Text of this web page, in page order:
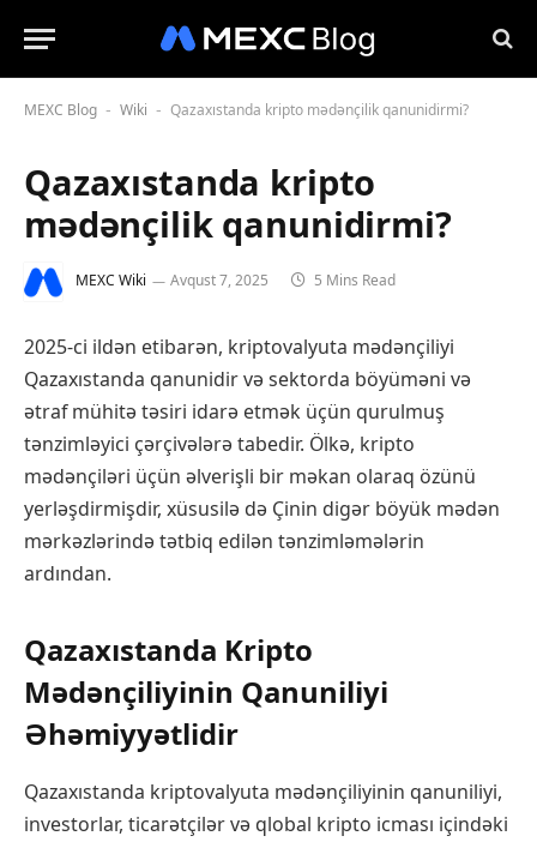
MEXC Blog - Wiki - Qazaxıstanda kripto mədənçilik qanunidirmi?
Qazaxıstanda kripto
mədənçilik qanunidirmi?
MEXC Wiki Avqust 7, 2025 5 Mins Read
2025-ci ildən etibarən, kriptovalyuta mədənçiliyi
Qazaxıstanda qanunidir və sektorda böyüməni və
ətraf mühitə təsiri idarə etmək üçün qurulmuş
tənzimləyici çərçivələrə tabedir. Ölkə, kripto
mədənçiləri üçün əlverişli bir məkan olaraq özünü
yerləşdirmişdir, xüsusilə də Çinin digər böyük mədən
mərkəzlərində tətbiq edilən tənzimləmələrin
ardından.
Qazaxıstanda Kripto
Mədənçiliyinin Qanuniliyi
Əhəmiyyətlidir
Qazaxıstanda kriptovalyuta mədənçiliyinin qanuniliyi,
investorlar, ticarətçilər və qlobal kripto icması içindəki